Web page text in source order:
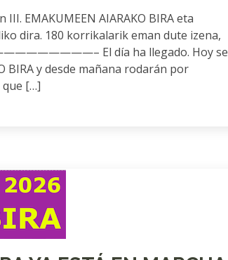
EMAKUMEEN AIARAKO BIRA eta
dira. 180 korrikalarik eman dute izena,
—————————– El día ha llegado. Hoy se
BIRA y desde mañana rodarán por
que […]